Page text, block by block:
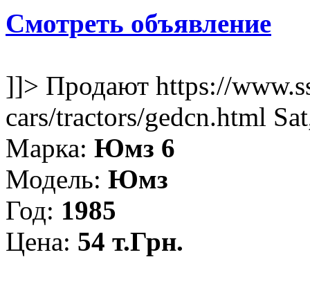
Смотреть объявление
]]> Продают https://
cars/tractors/gedcn.html
Марка: Юмз 6
Модель: Юмз
Год: 1985
Цена: 54 т.Грн.